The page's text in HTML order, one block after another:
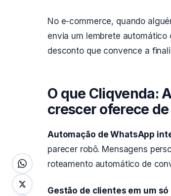
No e-commerce, quando
envia um lembrete
desconto que convence a
O que Cliqvenda:
crescer oferece
Automação de WhatsApp
parecer robô. Mensagens
roteamento automático de
Gestão de clientes em um só